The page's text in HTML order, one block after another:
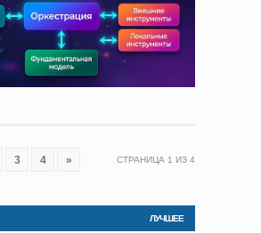
3 4 » СТРАНИЦА 1 ИЗ 4
ЛУЧШЕЕ